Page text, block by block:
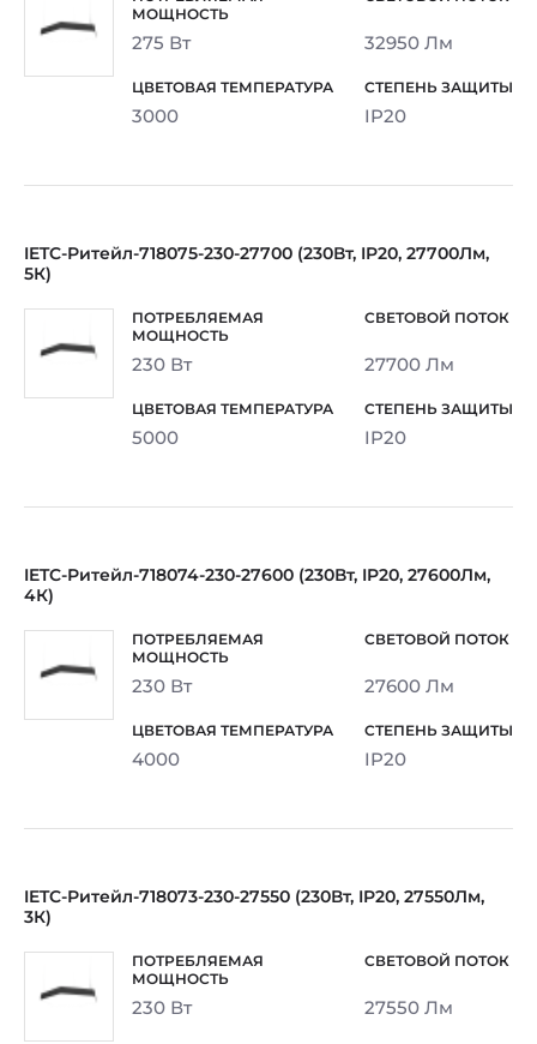
275 Вт 32950 Лм
3000 IP20
IETC-Ритейл-718075-230-27700 (230Вт, IP20, 27700Лм,
5К)
230 Вт 27700 Лм
5000 IP20
IETC-Ритейл-718074-230-27600 (230Вт, IP20, 27600Лм,
4К)
230 Вт 27600 Лм
4000 IP20
IETC-Ритейл-718073-230-27550 (230Вт, IP20, 27550Лм,
3К)
230 Вт 27550 Лм